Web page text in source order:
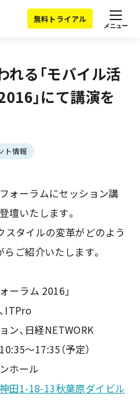
無料トライアル
メニュー
る「モバイル活
」にて講演を
ト情報
ォーラムにセッション講
壇いたします。
タイルの変革がどのよう
ご紹介いたします。
ーラム 2016」
ITPro
ン、日経NETWORK
～17:35（予定）
ホール
田1-18-13秋葉原ダイビル